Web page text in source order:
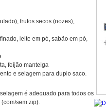
frutos secos (nozes),
leite em pó, sabão em pó,
feijão manteiga
e selagem para duplo saco.
é adequado para todos os
sem zip).